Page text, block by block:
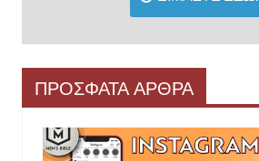
ΠΡΟΣΦΑΤΑ ΑΡΘΡΑ